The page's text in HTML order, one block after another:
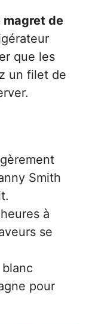
magret de
que les
un filet de
Smith
à
se
pour